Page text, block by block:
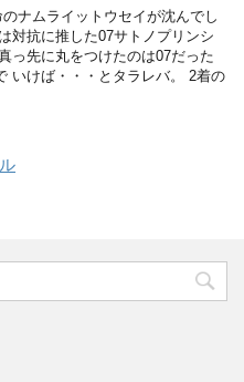
ナムライットウセイが沈んでし
対抗に推した07サトノプリンシ
っ先に丸をつけたのは07だった
いけば・・・とタラレバ。 2着の